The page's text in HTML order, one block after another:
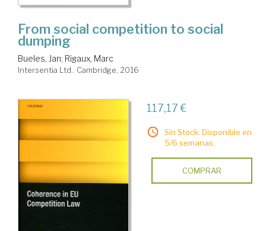
From social competition to social
dumping
Bueles, Jan; Rigaux, Marc
Intersentia Ltd.. Cambridge, 2016
117,17 €
Sin Stock. Disponible en
5/6 semanas.
COMPRAR